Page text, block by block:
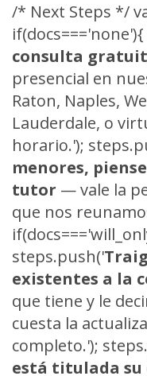
/* Next Steps */
consulta
presencial en
Raton, Naples,
Lauderdale, o
horario.');
menores,
tutor — vale la
que nos
steps.push('
existentes a la
que tiene y le
cuesta la
completo.');
está titulada su